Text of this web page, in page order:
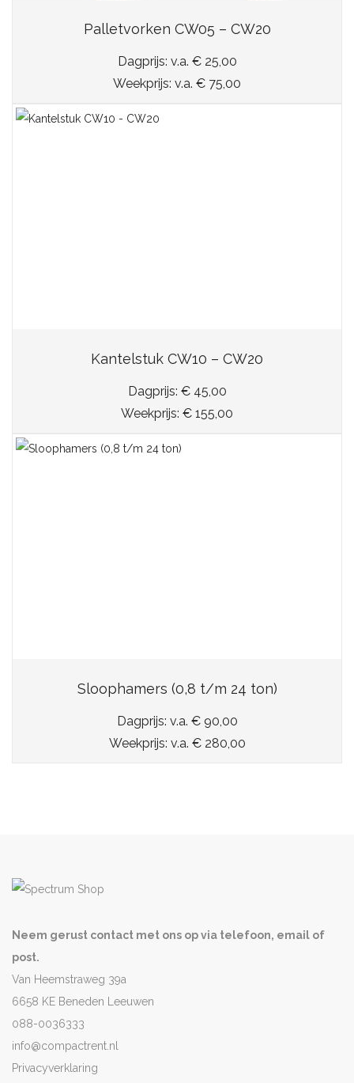
Palletvorken CW05 – CW20
Dagprijs: v.a. € 25,00
Weekprijs: v.a. € 75,00
Kantelstuk CW10 – CW20
Dagprijs: € 45,00
Weekprijs: € 155,00
Sloophamers (0,8 t/m 24 ton)
Dagprijs: v.a. € 90,00
Weekprijs: v.a. € 280,00
Neem gerust contact met ons op via telefoon, email of
post.
Van Heemstraweg 39a
6658 KE Beneden Leeuwen
088-0036333
info@compactrent.nl
Privacyverklaring